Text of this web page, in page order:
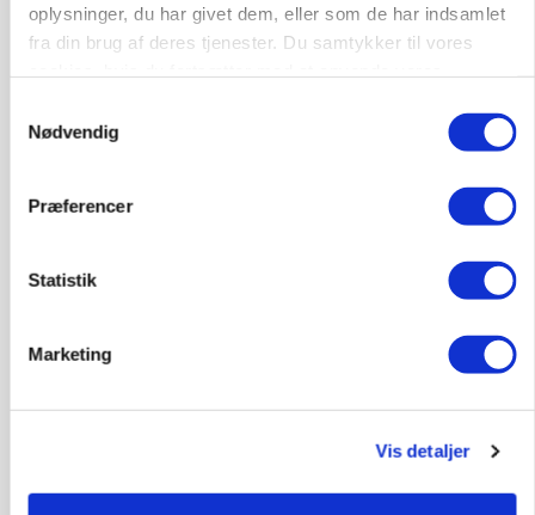
oplysninger, du har givet dem, eller som de har indsamlet
fra din brug af deres tjenester. Du samtykker til vores
Nødvendig
Præferencer
Statistik
Marketing
Vis detaljer
PLANTER
18 montører står klar i høsten: Sådan holder PN